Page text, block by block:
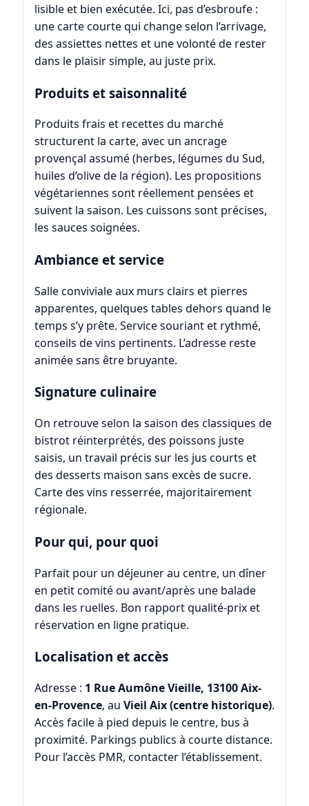
lisible et bien exécutée. Ici, pas d’esbroufe :
une carte courte qui change selon l’arrivage,
des assiettes nettes et une volonté de rester
dans le plaisir simple, au juste prix.
Produits et saisonnalité
Produits frais et recettes du marché
structurent la carte, avec un ancrage
provençal assumé (herbes, légumes du Sud,
huiles d’olive de la région). Les propositions
végétariennes sont réellement pensées et
suivent la saison. Les cuissons sont précises,
les sauces soignées.
Ambiance et service
Salle conviviale aux murs clairs et pierres
apparentes, quelques tables dehors quand le
temps s’y prête. Service souriant et rythmé,
conseils de vins pertinents. L’adresse reste
animée sans être bruyante.
Signature culinaire
On retrouve selon la saison des classiques de
bistrot réinterprétés, des poissons juste
saisis, un travail précis sur les jus courts et
des desserts maison sans excès de sucre.
Carte des vins resserrée, majoritairement
régionale.
Pour qui, pour quoi
Parfait pour un déjeuner au centre, un dîner
en petit comité ou avant/après une balade
dans les ruelles. Bon rapport qualité‑prix et
réservation en ligne pratique.
Localisation et accès
Adresse : 1 Rue Aumône Vieille, 13100 Aix-
en-Provence, au Vieil Aix (centre historique).
Accès facile à pied depuis le centre, bus à
proximité. Parkings publics à courte distance.
Pour l’accès PMR, contacter l’établissement.